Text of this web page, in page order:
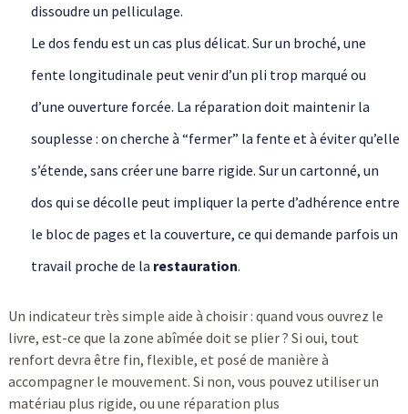
dissoudre un pelliculage.
Le dos fendu est un cas plus délicat. Sur un broché, une
fente longitudinale peut venir d’un pli trop marqué ou
d’une ouverture forcée. La réparation doit maintenir la
souplesse : on cherche à “fermer” la fente et à éviter qu’elle
s’étende, sans créer une barre rigide. Sur un cartonné, un
dos qui se décolle peut impliquer la perte d’adhérence entre
le bloc de pages et la couverture, ce qui demande parfois un
travail proche de la restauration.
Un indicateur très simple aide à choisir : quand vous ouvrez le
livre, est-ce que la zone abîmée doit se plier ? Si oui, tout
renfort devra être fin, flexible, et posé de manière à
accompagner le mouvement. Si non, vous pouvez utiliser un
matériau plus rigide, ou une réparation plus